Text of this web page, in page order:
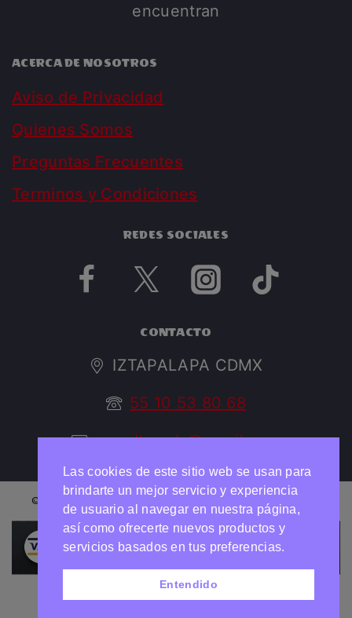
encuentran
ACERCA DE NOSOTROS
Aviso de Privacidad
Quienes Somos
Preguntas Frecuentes
Terminos y Condiciones
REDES SOCIALES
CONTACTO
IZTAPALAPA CDMX
55 10 53 80 68
argedtrendy@gmail.com
© 2026 ARGED TRENDY Todos los derechos reservados
Necesitas ayuda?
Chatea con nosotros
Las cookies de este sitio web se usan para
brindarte un mejor servicio y experiencia
de usuario al navegar en nuestra página,
así como ofrecerte nuevos productos y
servicios basados en tus preferencias.
Entendido